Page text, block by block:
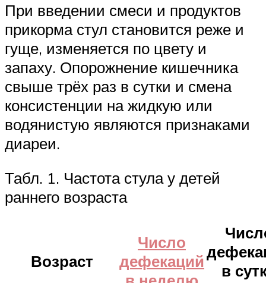
При введении смеси и продуктов
прикорма стул становится реже и
гуще, изменяется по цвету и
запаху. Опорожнение кишечника
свыше трёх раз в сутки и смена
консистенции на жидкую или
водянистую являются признаками
диареи.
Табл. 1. Частота стула у детей
раннего возраста
Возраст
Число
дефекаций
в